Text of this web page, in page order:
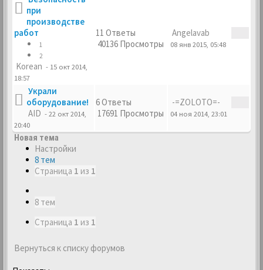
при
производстве
работ
1
2
Korean - 15 окт 2014,
18:57
11 Ответы
40136 Просмотры
Angelavab
08 янв 2015, 05:48
Украли
оборудование!
AID - 22 окт 2014,
20:40
6 Ответы
17691 Просмотры
-=ZOLOTO=-
04 ноя 2014, 23:01
Новая тема
Настройки
8 тем
Страница 1 из 1
8 тем
Страница 1 из 1
Вернуться к списку форумов